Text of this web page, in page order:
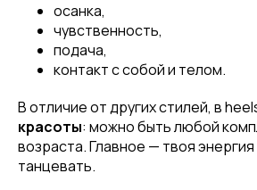
осанка,
чувственность,
подача,
контакт с собой и телом.
В отличие от других стилей, в
красоты: можно быть любой
возраста. Главное — твоя
танцевать.